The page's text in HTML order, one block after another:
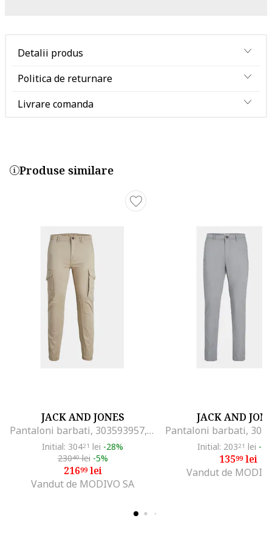
Detalii produs
Politica de returnare
Livrare comanda
Produse similare
JACK AND JONES
Pantaloni barbati, 303593957, Bumbac/Bumbac, Bej, Bej
Initial: 30421 lei -28%
23040lei -5%
21699lei
Vandut de MODIVO SA
JACK AND
Initial: 20321 lei -
13599lei
Vandut de